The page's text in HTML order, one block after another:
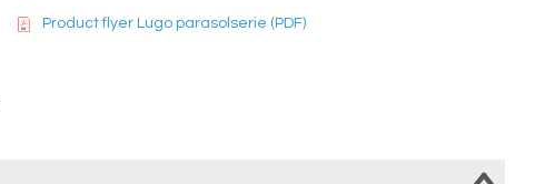
Product flyer Lugo parasolserie (PDF)